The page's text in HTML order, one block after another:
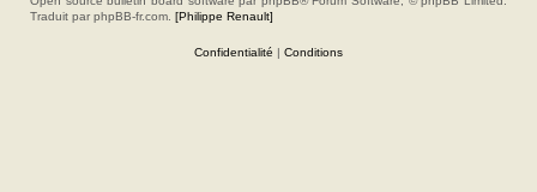
Traduit par phpBB-fr.com. [Philippe Renault]
Confidentialité | Conditions